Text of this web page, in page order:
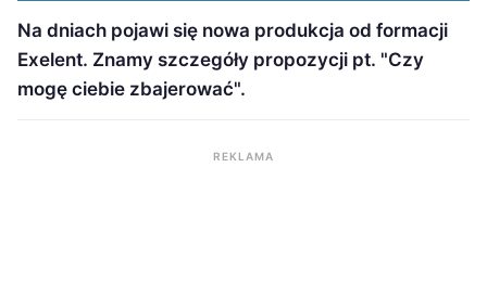
Na dniach pojawi się nowa produkcja od formacji
Exelent. Znamy szczegóły propozycji pt. "Czy
mogę ciebie zbajerować".
REKLAMA